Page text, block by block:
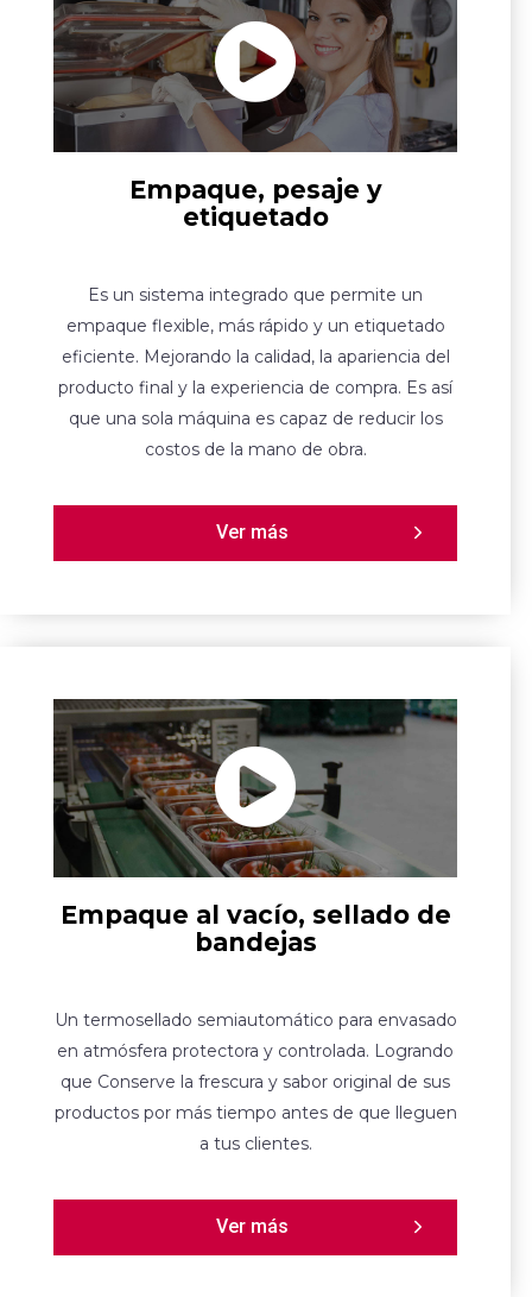
Empaque, pesaje y
etiquetado
Es un sistema integrado que permite un
empaque flexible, más rápido y un etiquetado
eficiente. Mejorando la calidad, la apariencia del
producto final y la experiencia de compra. Es así
que una sola máquina es capaz de reducir los
costos de la mano de obra.
Ver más
Empaque al vacío, sellado de
bandejas
Un termosellado semiautomático para envasado
en atmósfera protectora y controlada. Logrando
que Conserve la frescura y sabor original de sus
productos por más tiempo antes de que lleguen
a tus clientes.
Ver más